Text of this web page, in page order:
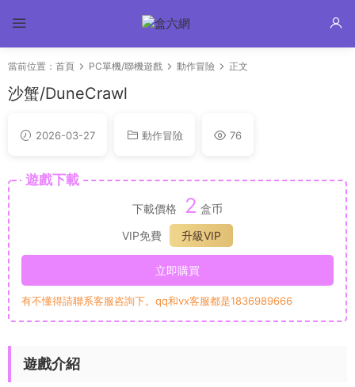
當前位置： 首頁 PC單機/聯機遊戲 動作冒險 正文
沙蟹/DuneCrawl
2026-03-27 動作冒險 76
遊戲下載
下載價格 2 盒币
VIP免費
升級VIP
立即購買
有不懂得請聯系客服咨詢下。qq和vx客服都是1836989666
遊戲介紹